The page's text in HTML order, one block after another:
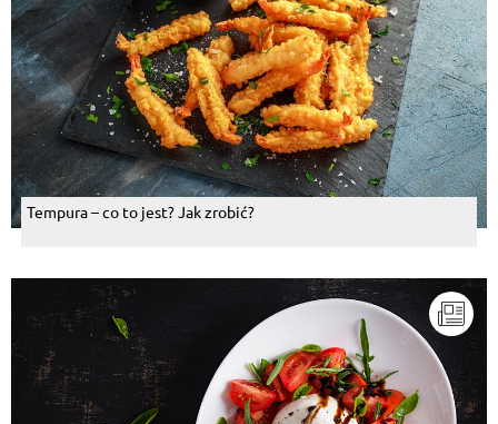
Tempura – co to jest? Jak zrobić?